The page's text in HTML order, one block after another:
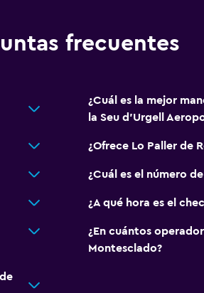
frecuentes
¿Cuál es la mejor
la Seu d'Urgell
¿Ofrece Lo Paller de
¿Cuál es el número
¿A qué hora es el
¿En cuántos
Montesclado?